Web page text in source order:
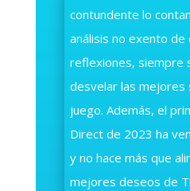
contundente lo
análisis no exento
reflexiones, siempre
desvelar las mejores
juego. Además, el
Direct de 2023 ha
y no hace más que
mejores deseos de